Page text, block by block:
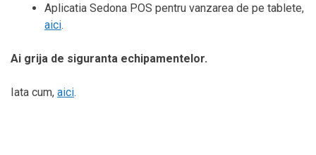
Aplicatia Sedona POS pentru vanzarea de pe tablete,
aici.
Ai grija de siguranta echipamentelor.
Iata cum, aici.